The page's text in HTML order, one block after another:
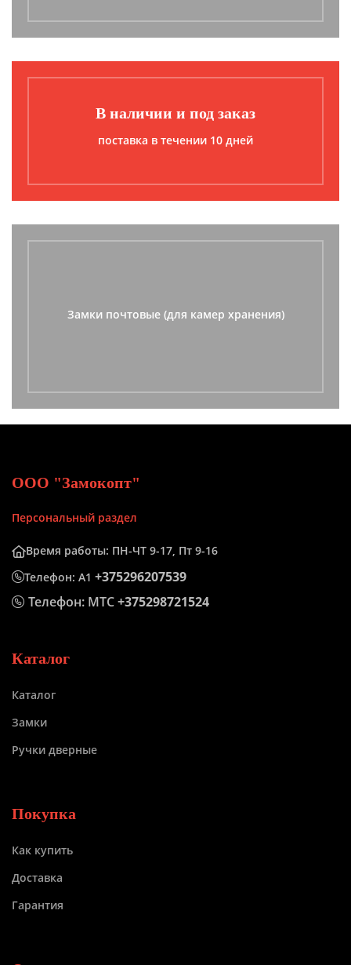
В наличии и под заказ
поставка в течении 10 дней
Замки почтовые (для камер хранения)
ООО "Замокопт"
Персональный раздел
Время работы: ПН-ЧТ 9-17, Пт 9-16
Телефон: А1 +375296207539
Телефон: МТС+375298721524
Каталог
Каталог
Замки
Ручки дверные
Покупка
Как купить
Доставка
Гарантия